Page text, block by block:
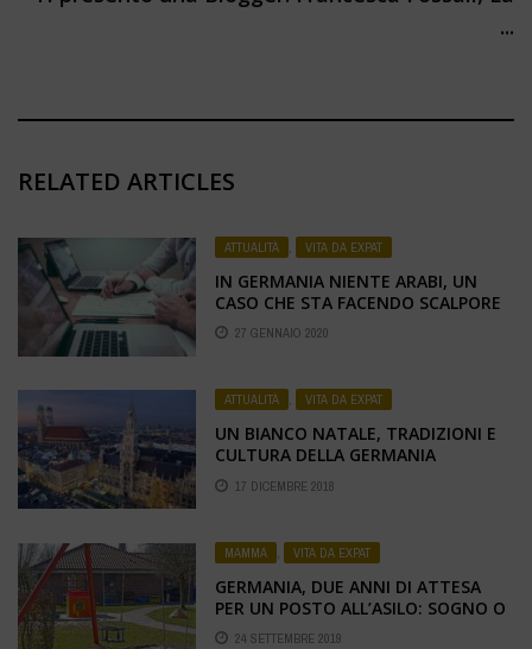
...
RELATED ARTICLES
ATTUALITÀ , VITA DA EXPAT
IN GERMANIA NIENTE ARABI, UN
CASO CHE STA FACENDO SCALPORE
27 GENNAIO 2020
ATTUALITÀ , VITA DA EXPAT
UN BIANCO NATALE, TRADIZIONI E
CULTURA DELLA GERMANIA
17 DICEMBRE 2018
MAMMA , VITA DA EXPAT
GERMANIA, DUE ANNI DI ATTESA
PER UN POSTO ALL’ASILO: SOGNO O
REALTÀ
24 SETTEMBRE 2019